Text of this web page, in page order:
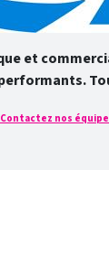
et
Contactez nos